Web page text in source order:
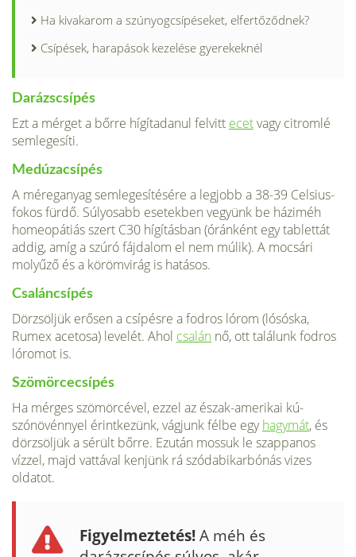
Ha kivakarom a szúnyogcsípéseket, elfertőződnek?
Csípések, harapások kezelése gyerekeknél
Darázscsípés
Ezt a mérget a bőrre hígítadanul felvitt ecetvagy citrom­lé
semlegesíti.
Medúzacsípés
A méreganyag sem­legesítésére a legjobb a 38-39 Celsi­us-
fokos fürdő. Súlyosabb esetekben vegyünk be háziméh
homeopátiás szert C30 hígításban (óránként egy tablettát
addig, amíg a szúró fájda­lom el nem múlik). A mocsári
moly­űző és a körömvirág is hatásos.
Csaláncsípés
Dörzsöljük erősen a csípésre a fodros lórom (lósóska,
Rumex acetosa) levelét. Ahol csalán nő, ott találunk fodros
lóromot is.
Szömörcecsípés
Ha mérges szömörcével, ezzel az észak-amerikai kú­
szónövénnyel érintkezünk, vágjunk félbe egyhagymát, és
dörzsöljük a sérült bőrre. Ezután mossuk le szap­panos
vízzel, majd vattával kenjünk rá szódabikarbónás vizes
oldatot.
Figyelmeztetés!A méh és